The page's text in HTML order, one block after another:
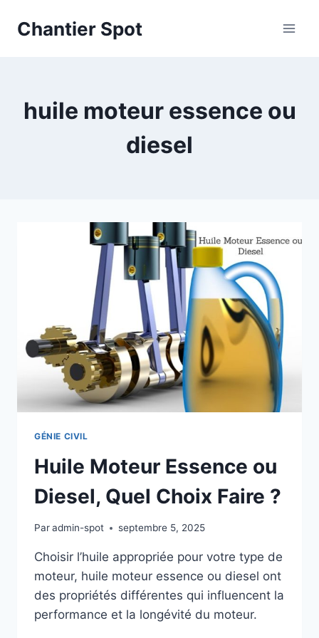
Chantier Spot
huile moteur essence ou
diesel​
GÉNIE CIVIL
Huile Moteur Essence ou
Diesel​, Quel Choix Faire ?
Paradmin-spot septembre 5, 2025
Choisir l’huile appropriée pour votre type de
moteur, huile moteur essence ou diesel​ ont
des propriétés différentes qui influencent la
performance et la longévité du moteur.